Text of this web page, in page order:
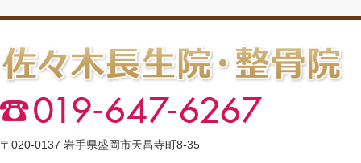
〒020-0137 岩手県盛岡市天昌寺町8-35